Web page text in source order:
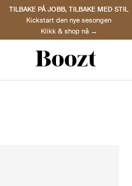
TILBAKE PÅ JOBB, TILBAKE MED STIL
Kickstart den nye sesongen
Klikk & shop nå →